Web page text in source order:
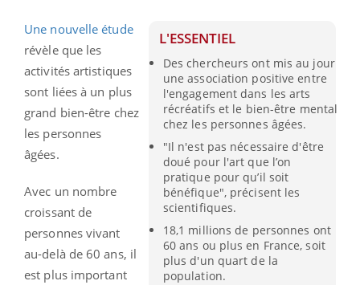
L'ESSENTIEL
Des chercheurs ont mis au jour
une association positive entre
l'engagement dans les arts
récréatifs et le bien-être mental
chez les personnes âgées.
"Il n'est pas nécessaire d'être
doué pour l'art que l’on
pratique pour qu’il soit
bénéfique", précisent les
scientifiques.
18,1 millions de personnes ont
60 ans ou plus en France, soit
plus d'un quart de la
population.
Une nouvelle étude
révèle que les
activités artistiques
sont liées à un plus
grand bien-être chez
les personnes
âgées.
Avec un nombre
croissant de
personnes vivant
au-delà de 60 ans, il
est plus important